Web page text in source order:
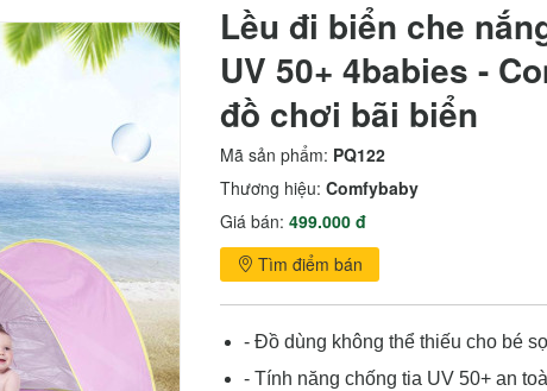
Lều đi biển che
UV 50+ 4babies -
đồ chơi bãi biển
Mã sản phẩm: PQ122
Thương hiệu: Comfybaby
Giá bán: 499.000 đ
Tìm điểm bán
- Đồ dùng không thể thiếu cho bé
- Tính năng chống tia UV 50+ an